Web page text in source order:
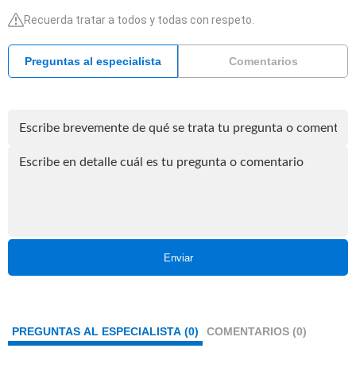
Recuerda tratar a todos y todas con respeto.
Preguntas al especialista Comentarios
Enviar
PREGUNTAS AL ESPECIALISTA (0) COMENTARIOS (0)